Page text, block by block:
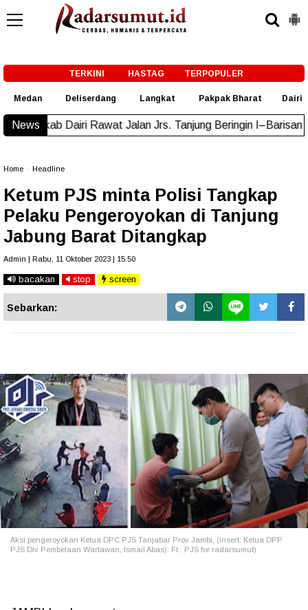
TERKINI HASTAG TERPOPULER
Medan Deliserdang Langkat Pakpak Bharat Dairi
News
Rawat Jalan Jrs. Tanjung Beringin I–Barisan Nauli New!
Home Headline
Ketum PJS minta Polisi Tangkap
Pelaku Pengeroyokan di Tanjung
Jabung Barat Ditangkap
Admin | Rabu, 11 Oktober 2023 | 15.50
bacakan stop screen
Sebarkan:
Aksi pengeroyokan Ketua DPC PJS Tanjabar Prov Jambi, (insert: Ketua DPP
PJS Div Pembelaan Wartawan, Ismail Abas). Ft : PJS for radarsumut)